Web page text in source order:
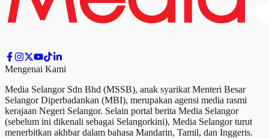
Mengenai Kami
Media Selangor Sdn Bhd (MSSB), anak syarikat Menteri Besar
Selangor Diperbadankan (MBI), merupakan agensi media rasmi
kerajaan Negeri Selangor. Selain portal berita Media Selangor
(sebelum ini dikenali sebagai Selangorkini), Media Selangor turut
menerbitkan akhbar dalam bahasa Mandarin, Tamil, dan Inggeris.